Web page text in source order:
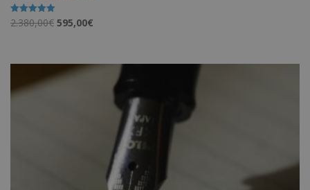
Valorado
con
2.380,00€ El
era:
595,00€
es:
595,00€.